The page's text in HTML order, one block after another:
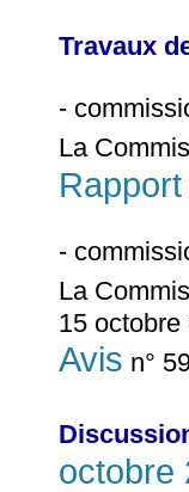
Travaux
-
La
Rapport
-
La
15 octobre
Avis n°
octobre